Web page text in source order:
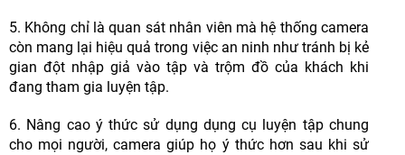
5. Không chỉ là quan sát nhân viên mà hệ thống camera
còn mang lại hiệu quả trong việc an ninh như tránh bị kẻ
gian đột nhập giả vào tập và trộm đồ của khách khi
đang tham gia luyện tập.
6. Nâng cao ý thức sử dụng dụng cụ luyện tập chung
cho mọi người, camera giúp họ ý thức hơn sau khi sử